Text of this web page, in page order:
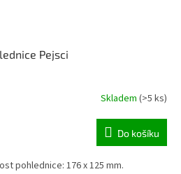
Pejsci
Skladem (>5 ks)
Do košíku
pohlednice: 176 x 125 mm.